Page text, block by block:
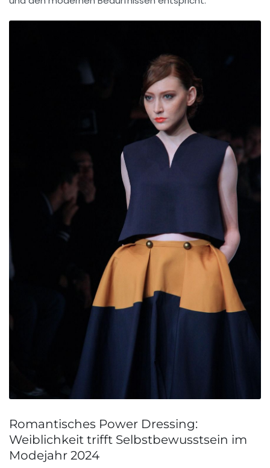
Romantisches Power Dressing:
Weiblichkeit trifft Selbstbewusstsein im
Modejahr 2024